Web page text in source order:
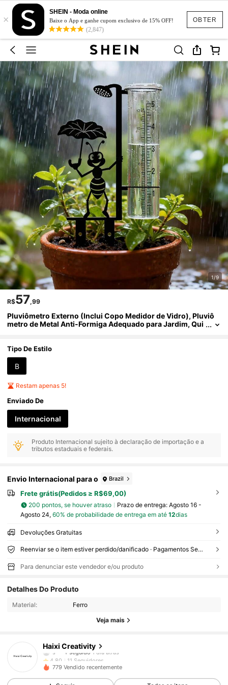
OBTER
×
SHEIN - Moda online
Baixe o App e ganhe cupom exclusivo de 15% OFF!
(2,847)
1/9
R$57,99
Pluviômetro Externo (Inclui Copo Medidor de Vidro), Pluviô
metro de Metal Anti-Formiga Adequado para Jardim, Qui
Tipo De Estilo
B
Restam apenas 5!
Enviado De
Internacional
Produto Internacional sujeito à declaração de importação e a
tributos estaduais e federais.
Envio Internacional para o Brazil
Frete grátis(Pedidos ≥ R$69,00)
200 pontos, se houver atraso Prazo de entrega: Agosto 16 -
Agosto 24, 60% de probabilidade de entrega em até 12dias
Devoluções Gratuitas
Reenviar se o item estiver perdido/danificado · Pagamentos Seguros · Proteção de privacidade
Para denunciar este vendedor e/ou produto
Detalhes Do Produto
Material: Ferro
Veja mais
Haixi Creativity
11 Seguidores
4,80 11 Seguidores
11 Seguidores
11 Seguidores
s***vseguido1 dia atrás
4,80
11 Seguidores
779 Vendido recentemente